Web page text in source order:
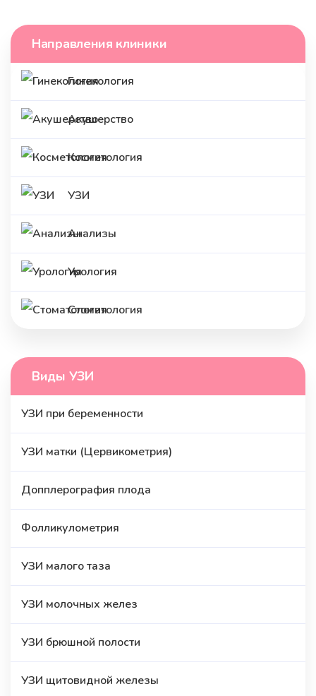
Направления клиники
Гинекология
Акушерство
Косметология
УЗИ
Анализы
Урология
Стоматология
Виды УЗИ
УЗИ при беременности
УЗИ матки (Цервикометрия)
Допплерография плода
Фолликулометрия
УЗИ малого таза
УЗИ молочных желез
УЗИ брюшной полости
УЗИ щитовидной железы